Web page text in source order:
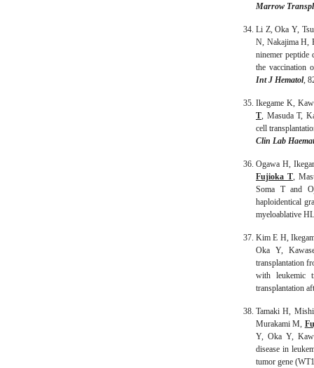
Marrow
Li Z, Oka Y,
N, Nakajima H,
ninemer peptide
the vaccination
Int J Hematol,
Ikegame K,
T , Masuda T,
cell
Clin Lab
Ogawa H,
Fujioka T ,
Soma T and
haploidentical
myeloablative
Kim E H,
Oka Y,
transplantation
with leukemic
transplantation
Tamaki H,
Murakami M,
Y, Oka Y,
disease in
tumor gene